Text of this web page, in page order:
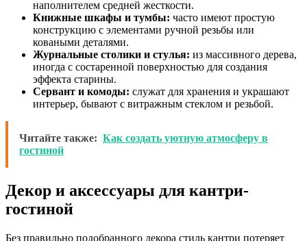
наполнителем средней жесткости.
Книжные шкафы и тумбы: часто имеют простую
конструкцию с элементами ручной резьбы или
коваными деталями.
Журнальные столики и стулья: из массивного дерева,
иногда с состаренной поверхностью для создания
эффекта старины.
Сервант и комоды: служат для хранения и украшают
интерьер, бывают с витражным стеклом и резьбой.
Читайте также: Как создать уютную атмосферу в
гостиной
Декор и аксессуары для кантри-
гостиной
Без правильно подобранного декора стиль кантри потеряет